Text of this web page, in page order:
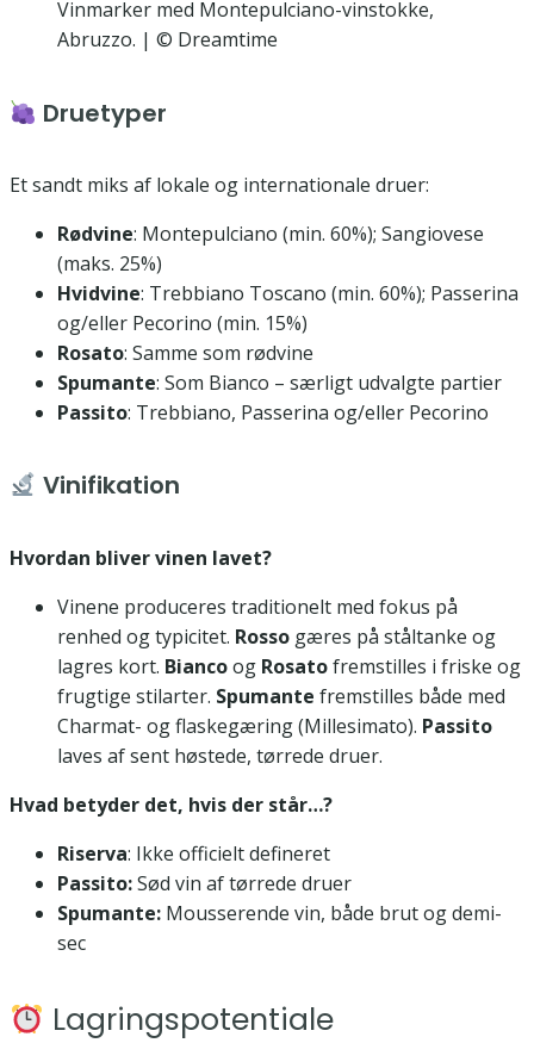
Vinmarker med Montepulciano-vinstokke,
Abruzzo. | © Dreamtime
Druetyper
Et sandt miks af lokale og internationale druer:
Rødvine: Montepulciano (min. 60%); Sangiovese
(maks. 25%)
Hvidvine: Trebbiano Toscano (min. 60%); Passerina
og/eller Pecorino (min. 15%)
Rosato: Samme som rødvine
Spumante: Som Bianco – særligt udvalgte partier
Passito: Trebbiano, Passerina og/eller Pecorino
Vinifikation
Hvordan bliver vinen lavet?
Vinene produceres traditionelt med fokus på
renhed og typicitet. Rosso gæres på ståltanke og
lagres kort. Biancoog Rosatofremstilles i friske og
frugtige stilarter. Spumante fremstilles både med
Charmat- og flaskegæring (Millesimato). Passito
laves af sent høstede, tørrede druer.
Hvad betyder det, hvis der står…?
Riserva: Ikke officielt defineret
Passito:Sød vin af tørrede druer
Spumante: Mousserende vin, både brut og demi-
sec
Lagringspotentiale